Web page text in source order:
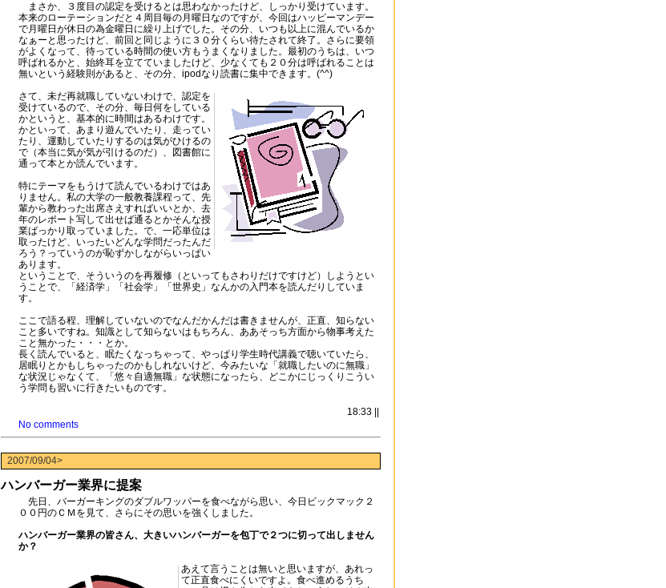
まさか、３度目の認定を受けるとは思わなかったけど、しっかり受けています。
本来のローテーションだと４周目毎の月曜日なのですが、今回はハッピーマンデー
で月曜日が休日の為金曜日に繰り上げでした。その分、いつも以上に混んでいるか
なぁーと思ったけど、前回と同じように３０分くらい待たされて終了。さらに要領
がよくなって、待っている時間の使い方もうまくなりました。最初のうちは、いつ
呼ばれるかと、始終耳を立てていましたけど、少なくても２０分は呼ばれることは
無いという経験則があると、その分、ipodなり読書に集中できます。(^^)
さて、未だ再就職していないわけで、認定を
受けているので、その分、毎日何をしている
かというと、基本的に時間はあるわけです。
かといって、あまり遊んでいたり、走ってい
たり、運動していたりするのは気がひけるの
で（本当に気が気が引けるのだ）、図書館に
通って本とか読んでいます。
特にテーマをもうけて読んでいるわけではあ
りません。私の大学の一般教養課程って、先
輩から教わった出席さえすればいいとか、去
年のレポート写して出せば通るとかそんな授
業ばっかり取っていました。で、一応単位は
取ったけど、いったいどんな学問だったんだ
ろう？っていうのが恥ずかしながらいっぱい
あります。
ということで、そういうのを再履修（といってもさわりだけですけど）しようとい
うことで、「経済学」「社会学」「世界史」なんかの入門本を読んだりしていま
す。
ここで語る程、理解していないのでなんだかんだは書きませんが、正直、知らない
こと多いですね。知識として知らないはもちろん、ああそっち方面から物事考えた
こと無かった・・・とか。
長く読んでいると、眠たくなっちゃって、やっぱり学生時代講義で聴いていたら、
居眠りとかもしちゃったのかもしれないけど、今みたいな「就職したいのに無職」
な状況じゃなくて、「悠々自適無職」な状態になったら、どこかにじっくりこうい
う学問も習いに行きたいものです。
18:33 ||
No comments
2007/09/04>
ハンバーガー業界に提案
先日、バーガーキングのダブルワッパーを食べながら思い、今日ビックマック２
００円のＣＭを見て、さらにその思いを強くしました。
ハンバーガー業界の皆さん、大きいハンバーガーを包丁で２つに切って出しません
か？
あえて言うことは無いと思いますが、あれっ
て正直食べにくいですよ。食べ進めるうち